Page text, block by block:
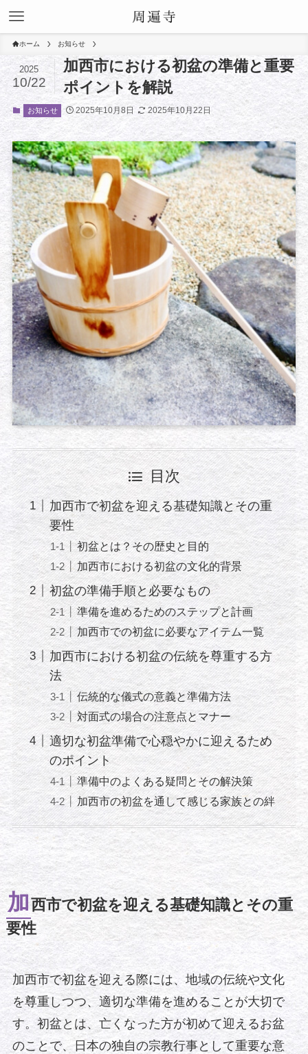
ホーム お知らせ
加西市における初盆の準備と重要
ポイントを解説
2025
10/22
お知らせ 2025年10月8日 2025年10月22日
目次
加西市で初盆を迎える基礎知識とその重
要性
初盆とは？その歴史と目的
加西市における初盆の文化的背景
初盆の準備手順と必要なもの
準備を進めるためのステップと計画
加西市での初盆に必要なアイテム一覧
加西市における初盆の伝統を尊重する方
法
伝統的な儀式の意義と準備方法
対面式の場合の注意点とマナー
適切な初盆準備で心穏やかに迎えるため
のポイント
準備中のよくある疑問とその解決策
加西市の初盆を通して感じる家族との絆
加西市で初盆を迎える基礎知識とその重
要性
加西市で初盆を迎える際には、地域の伝統や文化
を尊重しつつ、適切な準備を進めることが大切で
す。初盆とは、亡くなった方が初めて迎えるお盆
のことで、日本の独自の宗教行事として重要な意